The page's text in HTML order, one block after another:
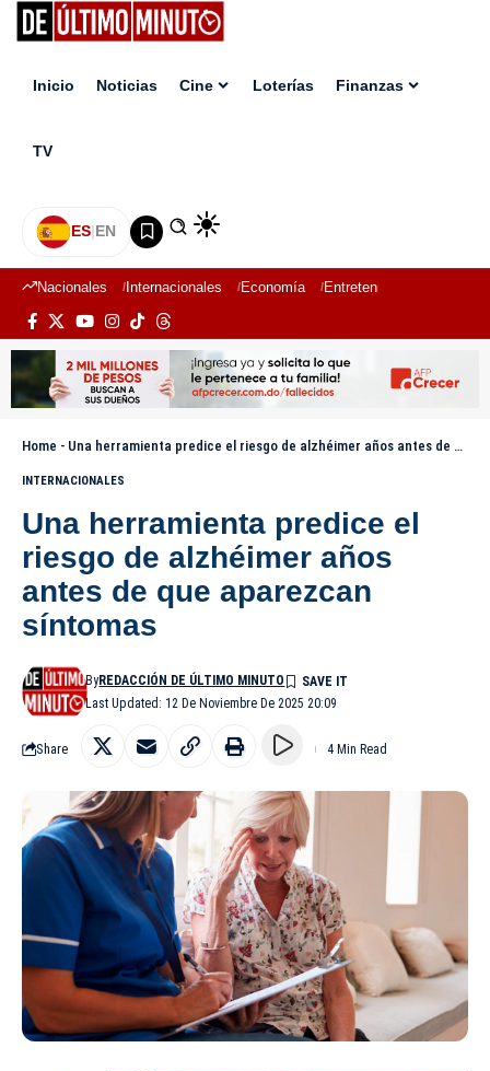
Inicio Noticias Cine Loterías Finanzas
TV
ES|EN
Nacionales Internacionales Economía Entretenimiento
Home - Una herramienta predice el riesgo de alzhéimer años antes de que aparezcan síntomas
INTERNACIONALES
Una herramienta predice el
riesgo de alzhéimer años
antes de que aparezcan
síntomas
Last Updated: 12 De Noviembre De 2025 20:09
ByREDACCIÓN DE ÚLTIMO MINUTO
Share 4 Min Read